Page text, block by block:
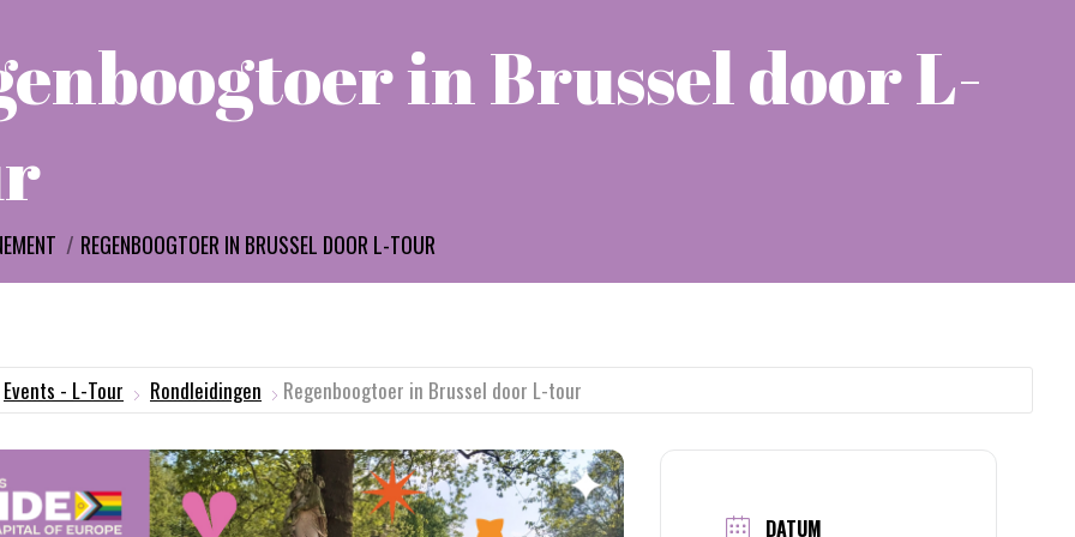
in Brussel door L-
REGENBOOGTOER IN BRUSSEL DOOR L-TOUR
Events - L-Tour Rondleidingen Regenboogtoer in Brussel door L-tour
DATUM